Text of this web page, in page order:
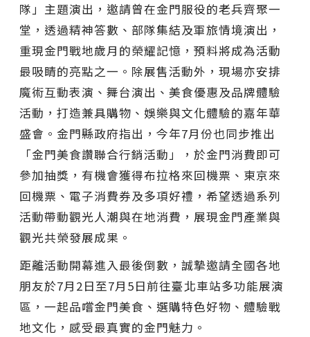
隊」主題演出，邀請曾在金門服役的老兵齊聚一
堂，透過精神答數、部隊集結及軍旅情境演出，
重現金門戰地歲月的榮耀記憶，預料將成為活動
最吸睛的亮點之一。除展售活動外，現場亦安排
魔術互動表演、舞台演出、美食優惠及品牌體驗
活動，打造兼具購物、娛樂與文化體驗的嘉年華
盛會。金門縣政府指出，今年7月份也同步推出
「金門美食讚聯合行銷活動」，於金門消費即可
參加抽獎，有機會獲得布拉格來回機票、東京來
回機票、電子消費券及多項好禮，希望透過系列
活動帶動觀光人潮與在地消費，展現金門產業與
觀光共榮發展成果。
距離活動開幕進入最後倒數，誠摯邀請全國各地
朋友於7月2日至7月5日前往臺北車站多功能展演
區，一起品嚐金門美食、選購特色好物、體驗戰
地文化，感受最真實的金門魅力。